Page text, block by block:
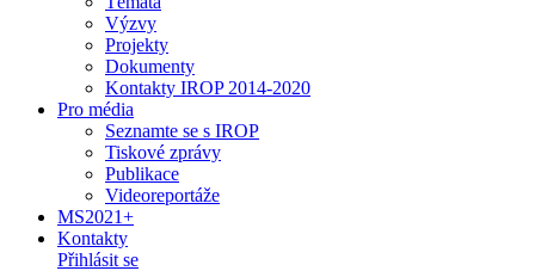
Výzvy
Projekty
Dokumenty
Kontakty IROP 2014-2020
Pro média
Seznamte se s IROP
Tiskové zprávy
Publikace
Videoreportáže
MS2021+
Kontakty
Přihlásit se